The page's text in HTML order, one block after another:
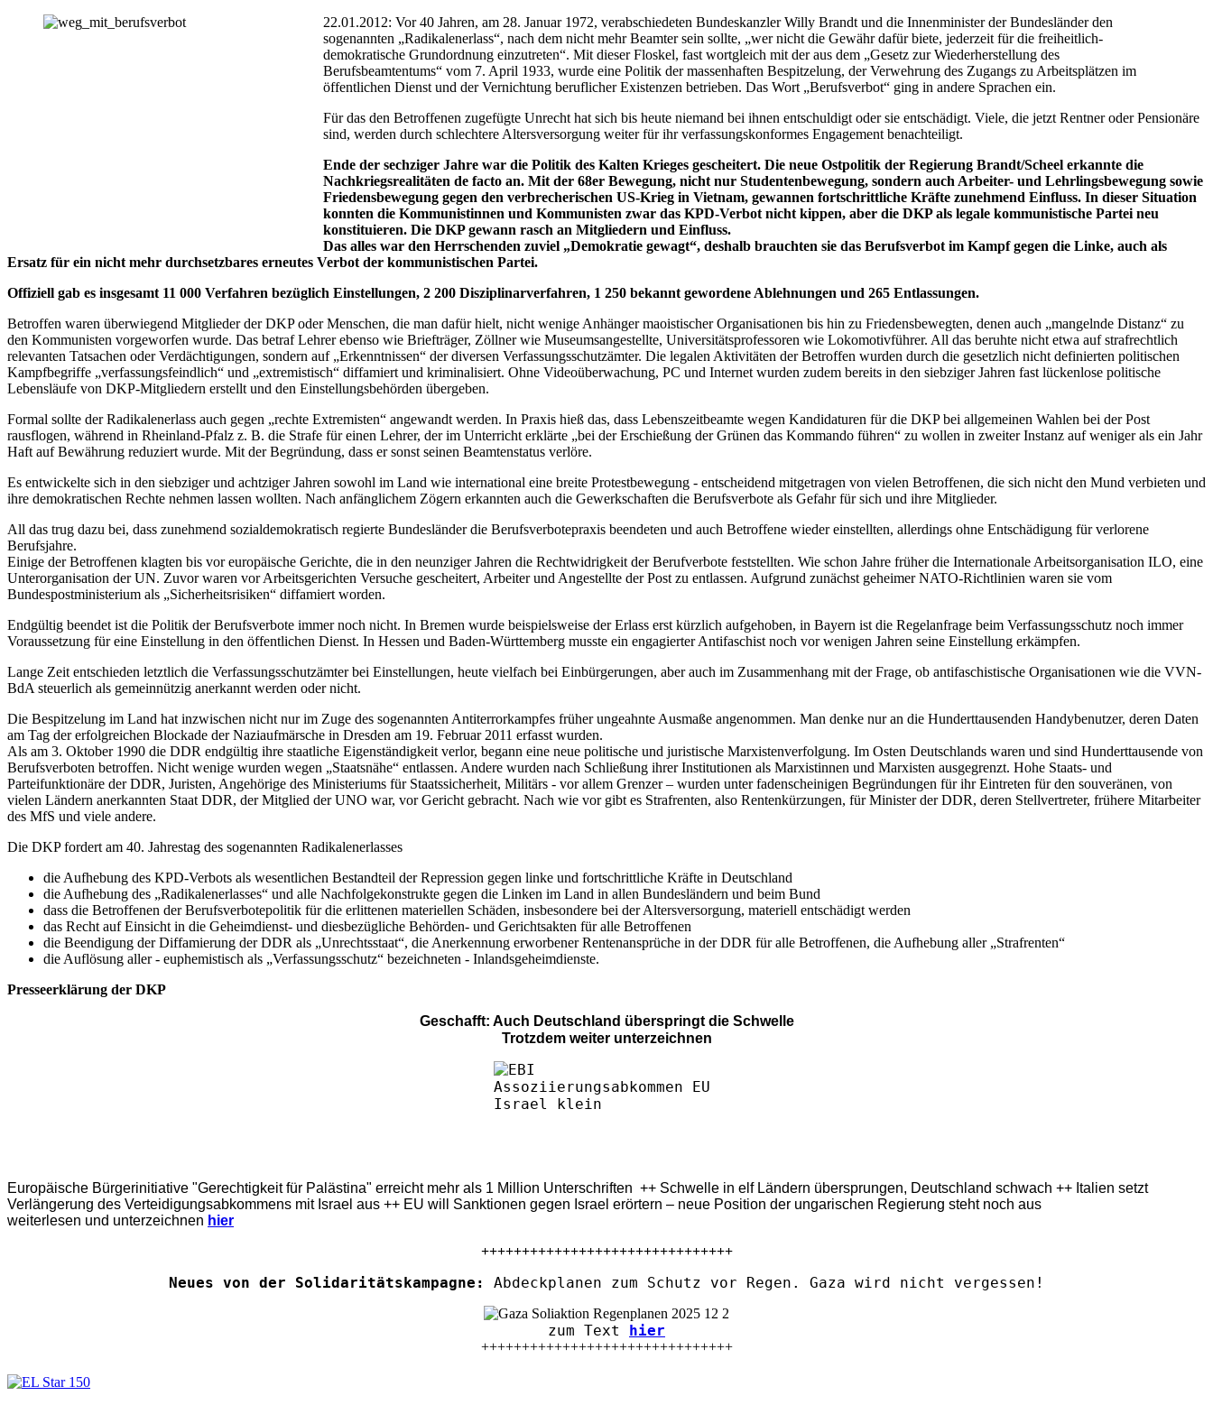
22.01.2012: Vor 40 Jahren, am 28. Januar 1972, verabschiedeten Bundeskanzler Willy Brandt und die Innenminister der Bundesländer den
sogenannten „Radikalenerlass“, nach dem nicht mehr Beamter sein sollte, „wer nicht die Gewähr dafür biete, jederzeit für die freiheitlich-
demokratische Grundordnung einzutreten“. Mit dieser Floskel, fast wortgleich mit der aus dem „Gesetz zur Wiederherstellung des
Berufsbeamtentums“ vom 7. April 1933, wurde eine Politik der massenhaften Bespitzelung, der Verwehrung des Zugangs zu Arbeitsplätzen im
öffentlichen Dienst und der Vernichtung beruflicher Existenzen betrieben. Das Wort „Berufsverbot“ ging in andere Sprachen ein.
Für das den Betroffenen zugefügte Unrecht hat sich bis heute niemand bei ihnen entschuldigt oder sie entschädigt. Viele, die jetzt Rentner oder Pensionäre
sind, werden durch schlechtere Altersversorgung weiter für ihr verfassungskonformes Engagement benachteiligt.
Ende der sechziger Jahre war die Politik des Kalten Krieges gescheitert. Die neue Ostpolitik der Regierung Brandt/Scheel erkannte die
Nachkriegsrealitäten de facto an. Mit der 68er Bewegung, nicht nur Studentenbewegung, sondern auch Arbeiter- und Lehrlingsbewegung sowie
Friedensbewegung gegen den verbrecherischen US-Krieg in Vietnam, gewannen fortschrittliche Kräfte zunehmend Einfluss. In dieser Situation
konnten die Kommunistinnen und Kommunisten zwar das KPD-Verbot nicht kippen, aber die DKP als legale kommunistische Partei neu
konstituieren. Die DKP gewann rasch an Mitgliedern und Einfluss.
Das alles war den Herrschenden zuviel „Demokratie gewagt“, deshalb brauchten sie das Berufsverbot im Kampf gegen die Linke, auch als
Ersatz für ein nicht mehr durchsetzbares erneutes Verbot der kommunistischen Partei.
Offiziell gab es insgesamt 11 000 Verfahren bezüglich Einstellungen, 2 200 Disziplinarverfahren, 1 250 bekannt gewordene Ablehnungen und 265 Entlassungen.
Betroffen waren überwiegend Mitglieder der DKP oder Menschen, die man dafür hielt, nicht wenige Anhänger maoistischer Organisationen bis hin zu Friedensbewegten, denen auch „mangelnde Distanz“ zu
den Kommunisten vorgeworfen wurde. Das betraf Lehrer ebenso wie Briefträger, Zöllner wie Museumsangestellte, Universitätsprofessoren wie Lokomotivführer. All das beruhte nicht etwa auf strafrechtlich
relevanten Tatsachen oder Verdächtigungen, sondern auf „Erkenntnissen“ der diversen Verfassungsschutzämter. Die legalen Aktivitäten der Betroffen wurden durch die gesetzlich nicht definierten politischen
Kampfbegriffe „verfassungsfeindlich“ und „extremistisch“ diffamiert und kriminalisiert. Ohne Videoüberwachung, PC und Internet wurden zudem bereits in den siebziger Jahren fast lückenlose politische
Lebensläufe von DKP-Mitgliedern erstellt und den Einstellungsbehörden übergeben.
Formal sollte der Radikalenerlass auch gegen „rechte Extremisten“ angewandt werden. In Praxis hieß das, dass Lebenszeitbeamte wegen Kandidaturen für die DKP bei allgemeinen Wahlen bei der Post
rausflogen, während in Rheinland-Pfalz z. B. die Strafe für einen Lehrer, der im Unterricht erklärte „bei der Erschießung der Grünen das Kommando führen“ zu wollen in zweiter Instanz auf weniger als ein Jahr
Haft auf Bewährung reduziert wurde. Mit der Begründung, dass er sonst seinen Beamtenstatus verlöre.
Es entwickelte sich in den siebziger und achtziger Jahren sowohl im Land wie international eine breite Protestbewegung - entscheidend mitgetragen von vielen Betroffenen, die sich nicht den Mund verbieten und
ihre demokratischen Rechte nehmen lassen wollten. Nach anfänglichem Zögern erkannten auch die Gewerkschaften die Berufsverbote als Gefahr für sich und ihre Mitglieder.
All das trug dazu bei, dass zunehmend sozialdemokratisch regierte Bundesländer die Berufsverbotepraxis beendeten und auch Betroffene wieder einstellten, allerdings ohne Entschädigung für verlorene
Berufsjahre.
Einige der Betroffenen klagten bis vor europäische Gerichte, die in den neunziger Jahren die Rechtwidrigkeit der Berufverbote feststellten. Wie schon Jahre früher die Internationale Arbeitsorganisation ILO, eine
Unterorganisation der UN. Zuvor waren vor Arbeitsgerichten Versuche gescheitert, Arbeiter und Angestellte der Post zu entlassen. Aufgrund zunächst geheimer NATO-Richtlinien waren sie vom
Bundespostministerium als „Sicherheitsrisiken“ diffamiert worden.
Endgültig beendet ist die Politik der Berufsverbote immer noch nicht. In Bremen wurde beispielsweise der Erlass erst kürzlich aufgehoben, in Bayern ist die Regelanfrage beim Verfassungsschutz noch immer
Voraussetzung für eine Einstellung in den öffentlichen Dienst. In Hessen und Baden-Württemberg musste ein engagierter Antifaschist noch vor wenigen Jahren seine Einstellung erkämpfen.
Lange Zeit entschieden letztlich die Verfassungsschutzämter bei Einstellungen, heute vielfach bei Einbürgerungen, aber auch im Zusammenhang mit der Frage, ob antifaschistische Organisationen wie die VVN-
BdA steuerlich als gemeinnützig anerkannt werden oder nicht.
Die Bespitzelung im Land hat inzwischen nicht nur im Zuge des sogenannten Antiterrorkampfes früher ungeahnte Ausmaße angenommen. Man denke nur an die Hunderttausenden Handybenutzer, deren Daten
am Tag der erfolgreichen Blockade der Naziaufmärsche in Dresden am 19. Februar 2011 erfasst wurden.
Als am 3. Oktober 1990 die DDR endgültig ihre staatliche Eigenständigkeit verlor, begann eine neue politische und juristische Marxistenverfolgung. Im Osten Deutschlands waren und sind Hunderttausende von
Berufsverboten betroffen. Nicht wenige wurden wegen „Staatsnähe“ entlassen. Andere wurden nach Schließung ihrer Institutionen als Marxistinnen und Marxisten ausgegrenzt. Hohe Staats- und
Parteifunktionäre der DDR, Juristen, Angehörige des Ministeriums für Staatssicherheit, Militärs - vor allem Grenzer – wurden unter fadenscheinigen Begründungen für ihr Eintreten für den souveränen, von
vielen Ländern anerkannten Staat DDR, der Mitglied der UNO war, vor Gericht gebracht. Nach wie vor gibt es Strafrenten, also Rentenkürzungen, für Minister der DDR, deren Stellvertreter, frühere Mitarbeiter
des MfS und viele andere.
Die DKP fordert am 40. Jahrestag des sogenannten Radikalenerlasses
die Aufhebung des KPD-Verbots als wesentlichen Bestandteil der Repression gegen linke und fortschrittliche Kräfte in Deutschland
die Aufhebung des „Radikalenerlasses“ und alle Nachfolgekonstrukte gegen die Linken im Land in allen Bundesländern und beim Bund
dass die Betroffenen der Berufsverbotepolitik für die erlittenen materiellen Schäden, insbesondere bei der Altersversorgung, materiell entschädigt werden
das Recht auf Einsicht in die Geheimdienst- und diesbezügliche Behörden- und Gerichtsakten für alle Betroffenen
die Beendigung der Diffamierung der DDR als „Unrechtsstaat“, die Anerkennung erworbener Rentenansprüche in der DDR für alle Betroffenen, die Aufhebung aller „Strafrenten“
die Auflösung aller - euphemistisch als „Verfassungsschutz“ bezeichneten - Inlandsgeheimdienste.
Presseerklärung der DKP
Geschafft: Auch Deutschland überspringt die Schwelle
Trotzdem weiter unterzeichnen
Europäische Bürgerinitiative "Gerechtigkeit für Palästina" erreicht mehr als 1 Million Unterschriften ++ Schwelle in elf Ländern übersprungen, Deutschland schwach ++ Italien setzt
Verlängerung des Verteidigungsabkommens mit Israel aus ++ EU will Sanktionen gegen Israel erörtern – neue Position der ungarischen Regierung steht noch aus
weiterlesen und unterzeichnen hier
+++++++++++++++++++++++++++++++
Neues von der Solidaritätskampagne: Abdeckplanen zum Schutz vor Regen. Gaza wird nicht vergessen!
zum Text hier
+++++++++++++++++++++++++++++++